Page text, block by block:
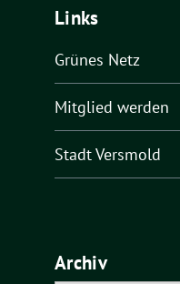
Links
Grünes Netz
Mitglied werden
Stadt Versmold
Archiv